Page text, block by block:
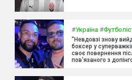
#Україна #
"Невдовзі знову
боксер у
своє повернення
пов'язаного з